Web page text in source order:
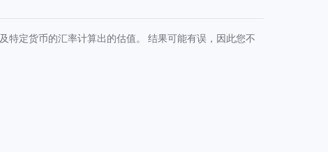
特定货币的汇率计算出的估值。 结果可能有误，因此您不